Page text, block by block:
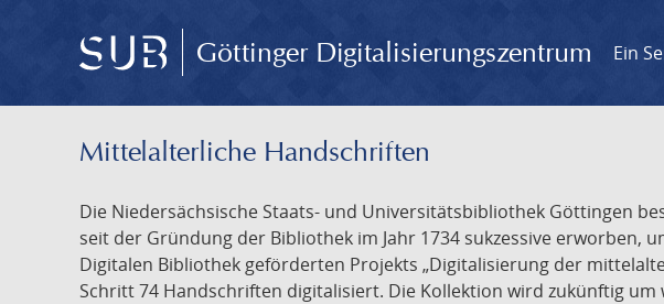
Göttinger Digitalisierungszentrum Ein
Mittelalterliche Handschriften
Die Niedersächsische Staats- und Universitätsbibliothek Göttingen
seit der Gründung der Bibliothek im Jahr 1734 sukzessive erworben,
Digitalen Bibliothek geförderten Projekts „Digitalisierung der
Schritt 74 Handschriften digitalisiert. Die Kollektion wird zukünftig